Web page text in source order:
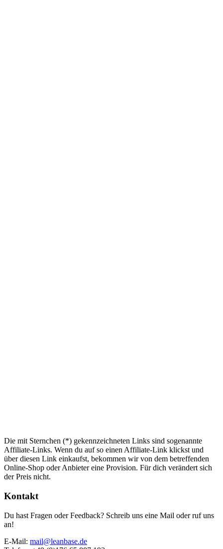
Die mit Sternchen (*) gekennzeichneten Links sind sogenannte
Affiliate-Links. Wenn du auf so einen Affiliate-Link klickst und
über diesen Link einkaufst, bekommen wir von dem betreffenden
Online-Shop oder Anbieter eine Provision. Für dich verändert sich
der Preis nicht.
Kontakt
Du hast Fragen oder Feedback? Schreib uns eine Mail oder ruf uns
an!
E-Mail: mail@leanbase.de